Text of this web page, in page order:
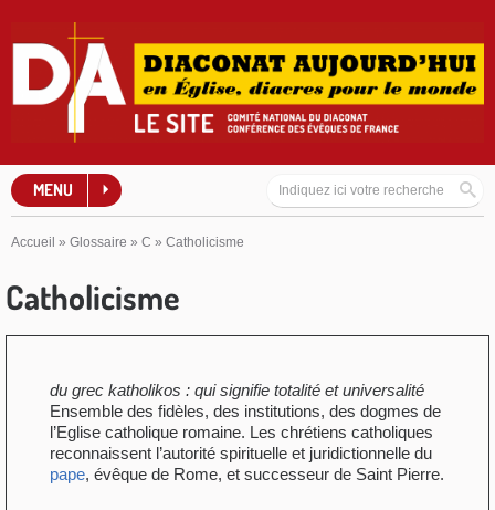
MENU
Accueil » Glossaire » C » Catholicisme
Catholicisme
du grec katholikos : qui signifie totalité et universalité
Ensemble des fidèles, des institutions, des dogmes de
l’Eglise catholique romaine. Les chrétiens catholiques
reconnaissent l’autorité spirituelle et juridictionnelle du
pape, évêque de Rome, et successeur de Saint Pierre.